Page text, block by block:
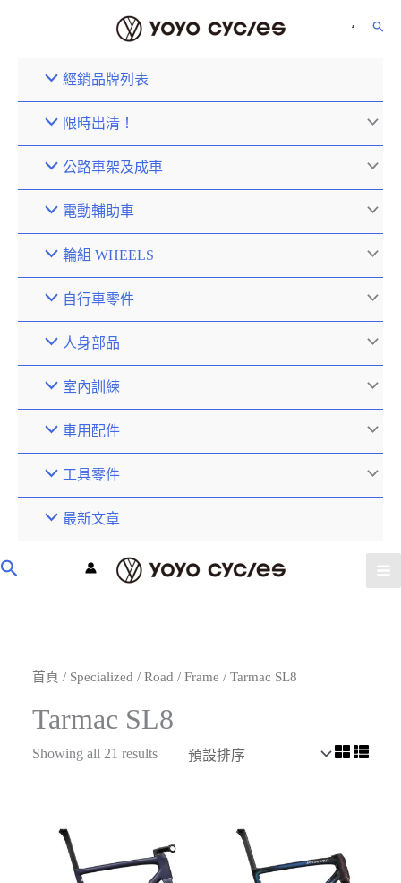
經銷品牌列表
限時出清！
公路車架及成車
電動輔助車
輪組 WHEELS
自行車零件
人身部品
室內訓練
車用配件
工具零件
最新文章
首頁 / Specialized / Road / Frame / Tarmac SL8
Tarmac SL8
Showing all 21 results